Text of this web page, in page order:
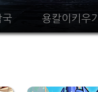
국 용칼이키우기